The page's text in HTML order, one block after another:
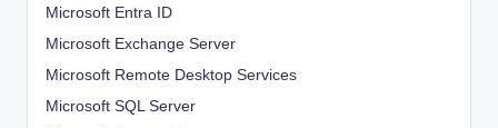
Microsoft Entra ID
Microsoft Exchange Server
Microsoft Remote Desktop Services
Microsoft SQL Server